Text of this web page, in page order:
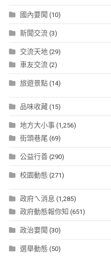
國內要聞 (10)
新聞交流(3)
交流天地(29)
車友交流(2)
旅遊景點(14)
品味收藏(15)
地方大小事(1,256)
街頭巷尾 (69)
公益行善(290)
校園動態 (271)
政府ㄟ消息 (1,285)
政府動態報你知 (651)
政治要聞 (30)
選舉動態 (50)